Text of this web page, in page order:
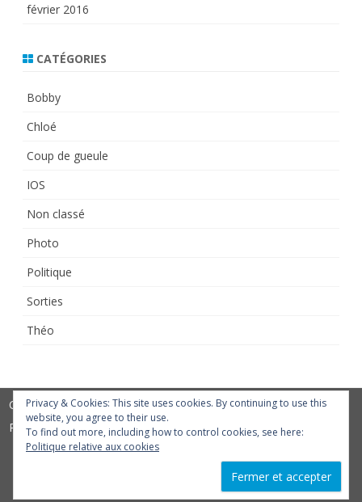
février 2016
CATÉGORIES
Bobby
Chloé
Coup de gueule
IOS
Non classé
Photo
Politique
Sorties
Théo
Copyright 2016 -
Philippe Jamin
ZeroGravityby
GalussoThemes.com
WordPress
Privacy & Cookies: This site uses cookies. By continuing to use this
website, you agree to their use.
To find out more, including how to control cookies, see here:
Politique relative aux cookies